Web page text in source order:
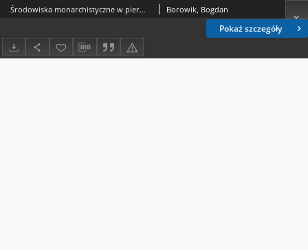
Pokaż szczegóły
Środowiska monarchistyczne w pierwszych latach III Rzeczypospolitej na przykładzie Klubu Zachowawczo-Monarchistycznego i Klubu Konserwatywnego w Łodzi Borowik, Bogdan